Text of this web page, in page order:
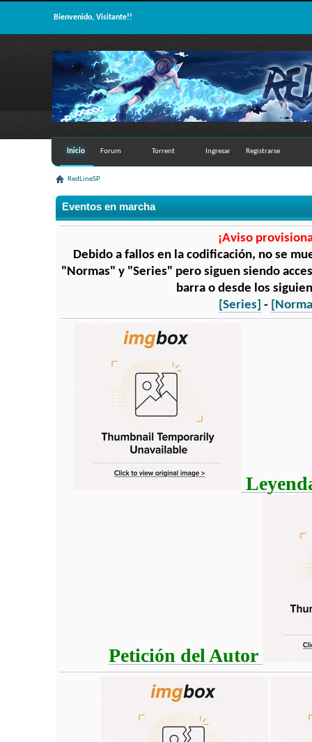
Bienvenido, Visitante!!
Inicio Forum Torrent Ingresar Registrarse
RedLineSP
Eventos en marcha
¡Aviso
Debido a fallos en la codificación, no se
"Normas" y "Series" pero siguen siendo
barra o desde los
[Series] -
Petición del Autor